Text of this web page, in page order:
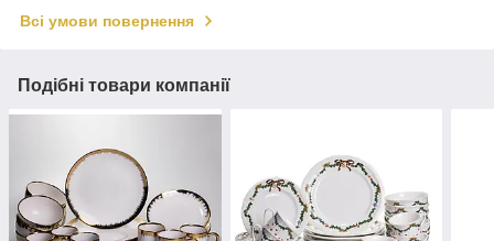
Всі умови повернення
Подібні товари компанії